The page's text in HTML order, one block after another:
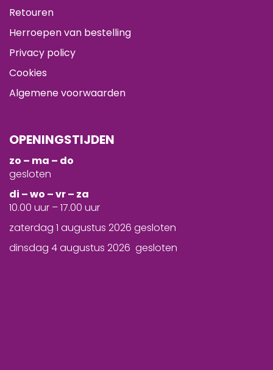
Retouren
Herroepen van bestelling
Privacy policy
Cookies
Algemene voorwaarden
OPENINGSTIJDEN
zo – ma – do
gesloten
di – wo – vr – za
10.00 uur – 17.00 uur
zaterdag 1 augustus 2026 gesloten
dinsdag 4 augustus 2026 gesloten